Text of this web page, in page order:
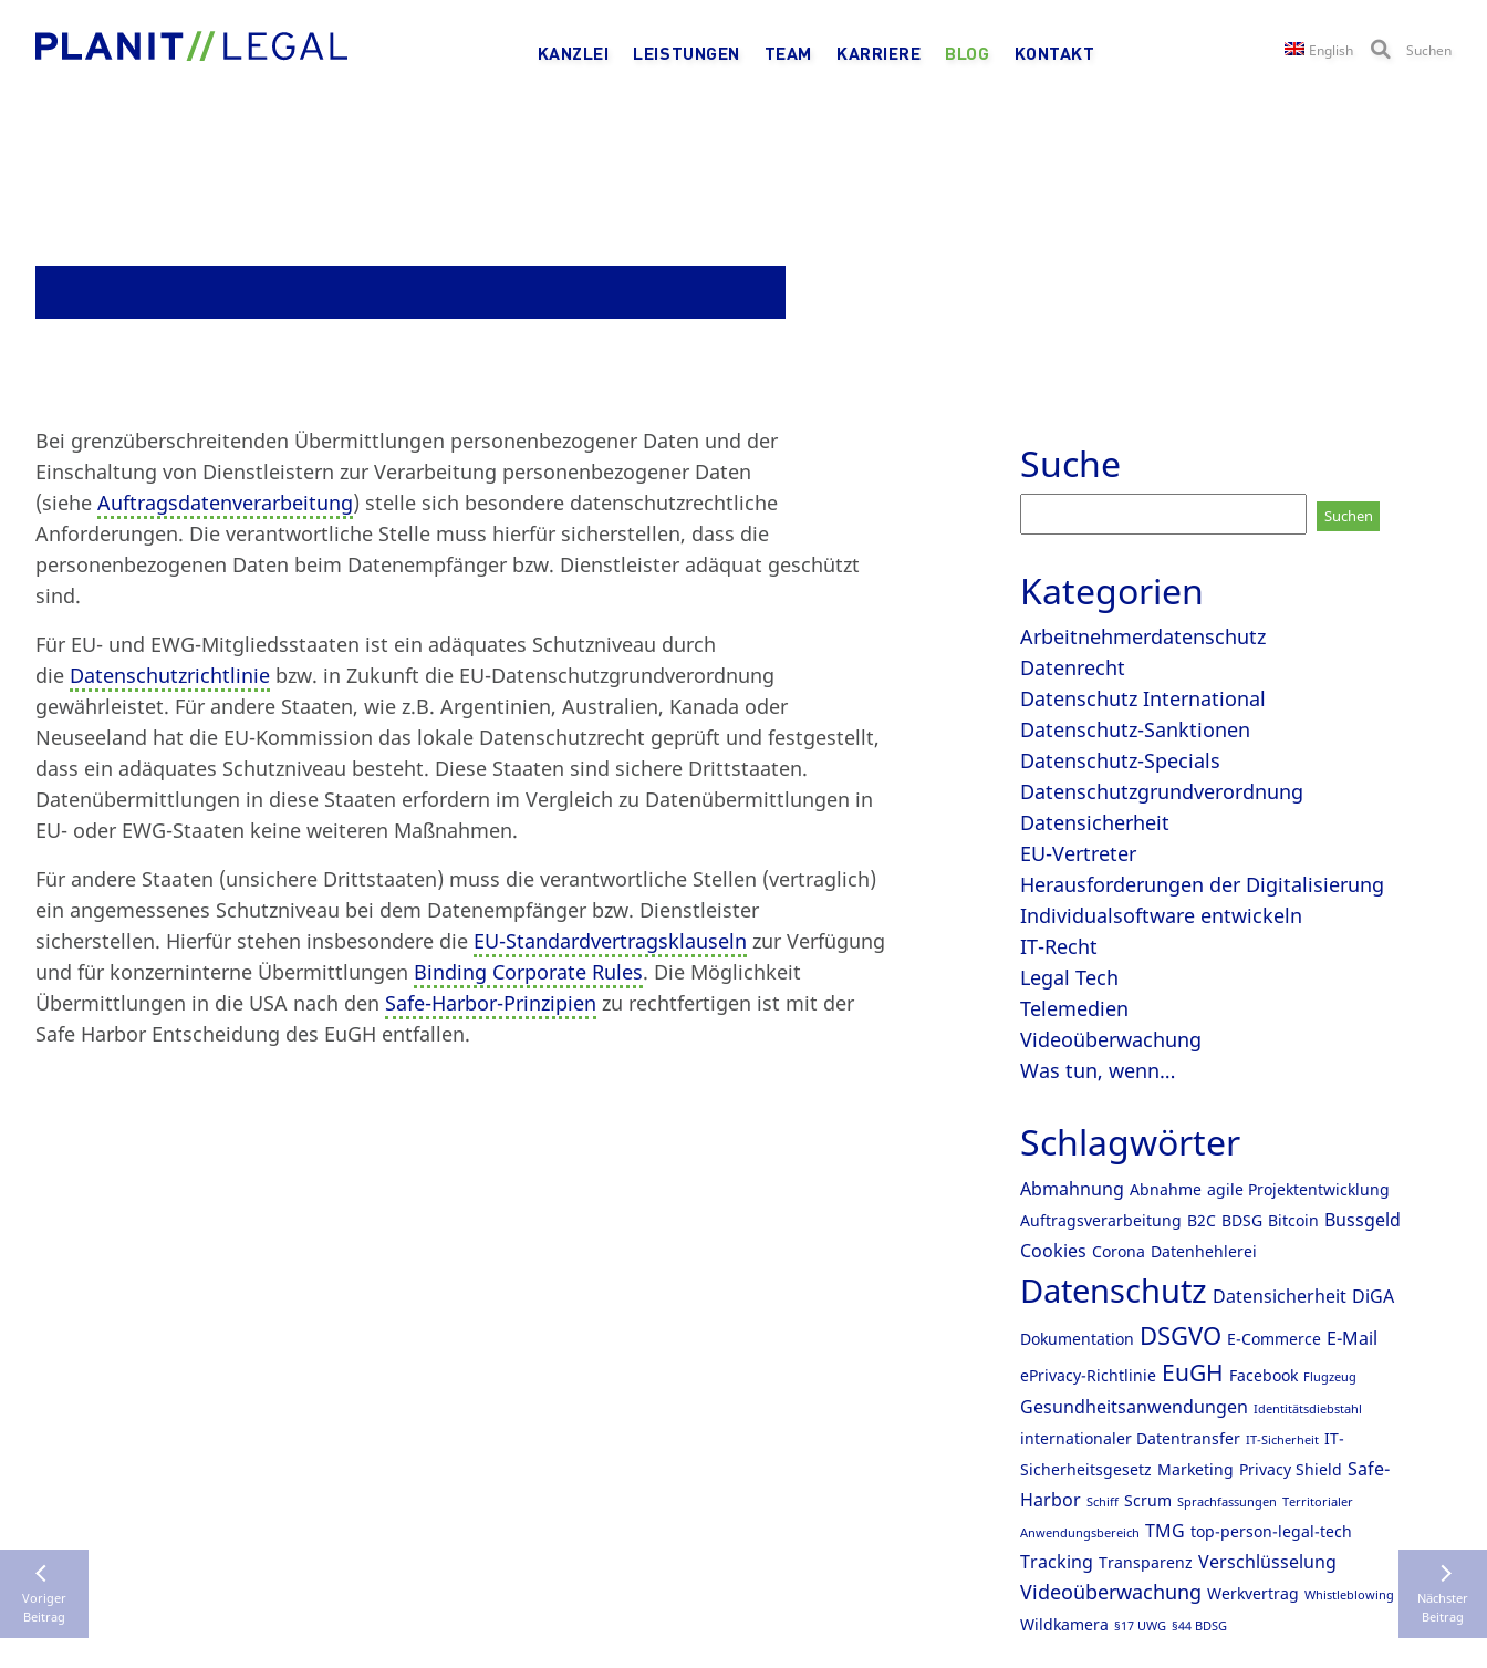
KANZLEI LEISTUNGEN TEAM KARRIERE BLOG KONTAKT English Suchen
Vonfgenthneram 11. November 19 Beitrag drucken
Bei grenzüberschreitenden Übermittlungen personenbezogener Daten und der
Einschaltung von Dienstleistern zur Verarbeitung personenbezogener Daten
(siehe Auftragsdatenverarbeitung) stelle sich besondere datenschutzrechtliche
Anforderungen. Die verantwortliche Stelle muss hierfür sicherstellen, dass die
personenbezogenen Daten beim Datenempfänger bzw. Dienstleister adäquat geschützt
sind.
Für EU- und EWG-Mitgliedsstaaten ist ein adäquates Schutzniveau durch
die Datenschutzrichtlinie bzw. in Zukunft die EU-Datenschutzgrundverordnung
gewährleistet. Für andere Staaten, wie z.B. Argentinien, Australien, Kanada oder
Neuseeland hat die EU-Kommission das lokale Datenschutzrecht geprüft und festgestellt,
dass ein adäquates Schutzniveau besteht. Diese Staaten sind sichere Drittstaaten.
Datenübermittlungen in diese Staaten erfordern im Vergleich zu Datenübermittlungen in
EU- oder EWG-Staaten keine weiteren Maßnahmen.
Für andere Staaten (unsichere Drittstaaten) muss die verantwortliche Stellen (vertraglich)
ein angemessenes Schutzniveau bei dem Datenempfänger bzw. Dienstleister
sicherstellen. Hierfür stehen insbesondere die EU-Standardvertragsklauseln zur Verfügung
und für konzerninterne Übermittlungen Binding Corporate Rules. Die Möglichkeit
Übermittlungen in die USA nach den Safe-Harbor-Prinzipien zu rechtfertigen ist mit der
Safe Harbor Entscheidung des EuGH entfallen.
Voriger
Beitrag
Nächster
Beitrag
Suche
nach:
Kategorien
Arbeitnehmerdatenschutz
Datenrecht
Datenschutz International
Datenschutz-Sanktionen
Datenschutz-Specials
Datenschutzgrundverordnung
Datensicherheit
EU-Vertreter
Herausforderungen der Digitalisierung
Individualsoftware entwickeln
IT-Recht
Legal Tech
Telemedien
Videoüberwachung
Was tun, wenn…
Schlagwörter
Abmahnung Abnahme agile Projektentwicklung
Auftragsverarbeitung B2C BDSG Bitcoin Bussgeld
Cookies Corona Datenhehlerei
Datenschutz Datensicherheit DiGA
Dokumentation DSGVO E-Commerce E-Mail
ePrivacy-Richtlinie EuGH Facebook Flugzeug
Gesundheitsanwendungen Identitätsdiebstahl
internationaler Datentransfer IT-Sicherheit IT-
Sicherheitsgesetz Marketing Privacy Shield Safe-
Harbor Schiff Scrum Sprachfassungen Territorialer
Anwendungsbereich TMG top-person-legal-tech
Tracking Transparenz Verschlüsselung
Videoüberwachung Werkvertrag Whistleblowing
Wildkamera §17 UWG §44 BDSG